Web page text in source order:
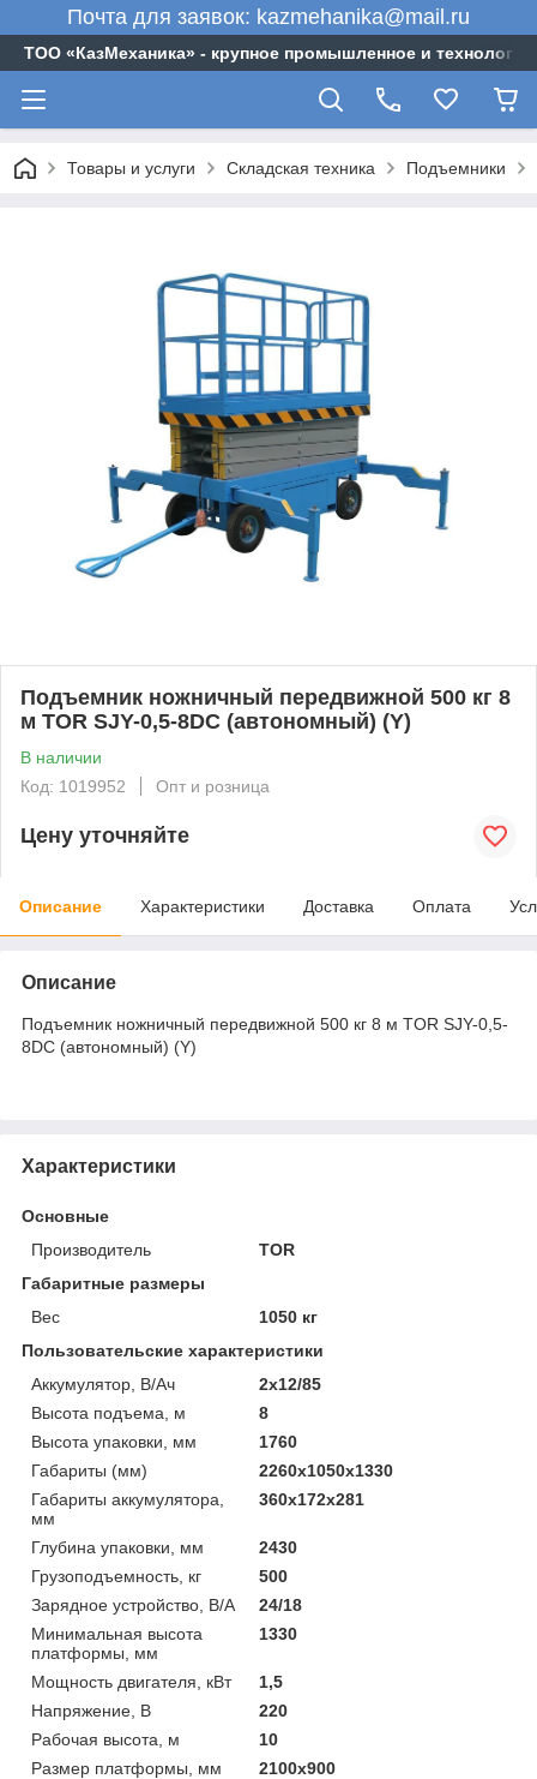
Почта для заявок: kazmehanika@mail.ru
ТОО «‎КазМеханика» - крупное промышленное и
Товары и услуги Складская техника Подъемники
Подъемник ножничный передвижной 500 кг 8
м TOR SJY-0,5-8DC (автономный) (Y)
В наличии
Код: 1019952
Опт и розница
Цену уточняйте
Описание Характеристики Доставка Оплата
Описание
Подъемник ножничный передвижной 500 кг 8 м TOR SJY-0,5-
8DC (автономный) (Y)
Характеристики
Основные
Производитель
TOR
Габаритные размеры
Вес
1050 кг
Пользовательские характеристики
Аккумулятор, В/Ач
2х12/85
Высота подъема, м
8
Высота упаковки, мм
1760
Габариты (мм)
2260х1050х1330
Габариты аккумулятора,
мм
360х172х281
Глубина упаковки, мм
2430
Грузоподъемность, кг
500
Зарядное устройство, В/А
24/18
Минимальная высота
платформы, мм
1330
Мощность двигателя, кВт
1,5
Напряжение, В
220
Рабочая высота, м
10
Размер платформы, мм
2100х900